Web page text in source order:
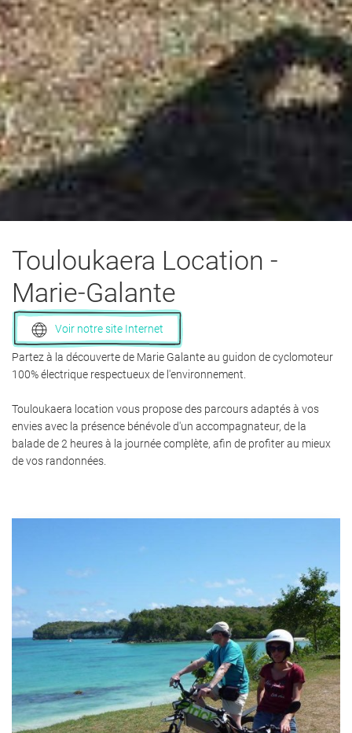
Touloukaera Location -
Marie-Galante
Voir notre site Internet
Partez à la découverte de Marie Galante au guidon de cyclomoteur
100% électrique respectueux de l'environnement.
Touloukaera location vous propose des parcours adaptés à vos
envies avec la présence bénévole d'un accompagnateur, de la
balade de 2 heures à la journée complète, afin de profiter au mieux
de vos randonnées.